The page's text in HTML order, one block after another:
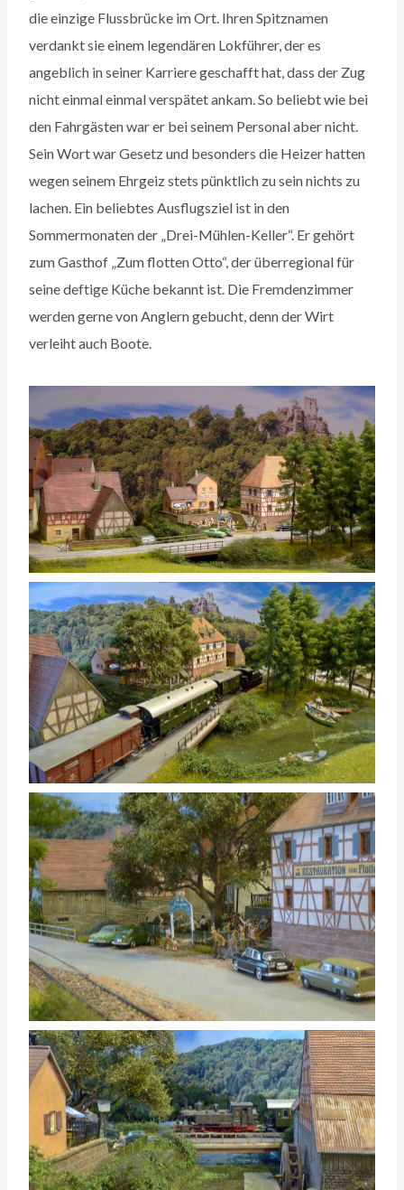
die einzige Flussbrücke im Ort. Ihren Spitznamen
verdankt sie einem legendären Lokführer, der es
angeblich in seiner Karriere geschafft hat, dass der Zug
nicht einmal einmal verspätet ankam. So beliebt wie bei
den Fahrgästen war er bei seinem Personal aber nicht.
Sein Wort war Gesetz und besonders die Heizer hatten
wegen seinem Ehrgeiz stets pünktlich zu sein nichts zu
lachen. Ein beliebtes Ausflugsziel ist in den
Sommermonaten der „Drei-Mühlen-Keller“. Er gehört
zum Gasthof „Zum flotten Otto“, der überregional für
seine deftige Küche bekannt ist. Die Fremdenzimmer
werden gerne von Anglern gebucht, denn der Wirt
verleiht auch Boote.